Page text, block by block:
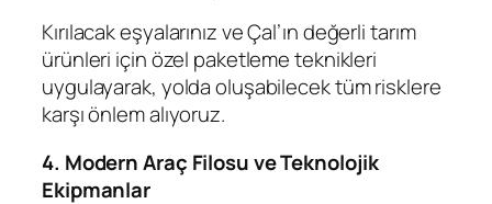
Kırılacak eşyalarınız ve Çal’ın değerli tarım
ürünleri için özel paketleme teknikleri
uygulayarak, yolda oluşabilecek tüm risklere
karşı önlem alıyoruz.
4. Modern Araç Filosu ve Teknolojik
Ekipmanlar